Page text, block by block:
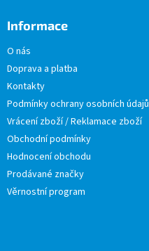
Informace
O nás
Doprava a platba
Kontakty
Podmínky ochrany osobních údajů
Vrácení zboží / Reklamace zboží
Obchodní podmínky
Hodnocení obchodu
Prodávané značky
Věrnostní program